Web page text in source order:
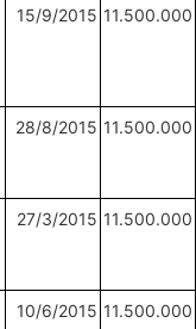
15/9/2015 11.500.000
28/8/2015 11.500.000
27/3/2015 11.500.000
10/6/2015 11.500.000